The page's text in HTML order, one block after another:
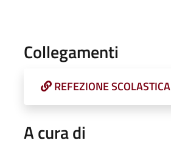
Collegamenti
REFEZIONE SCOLASTICA
A cura di